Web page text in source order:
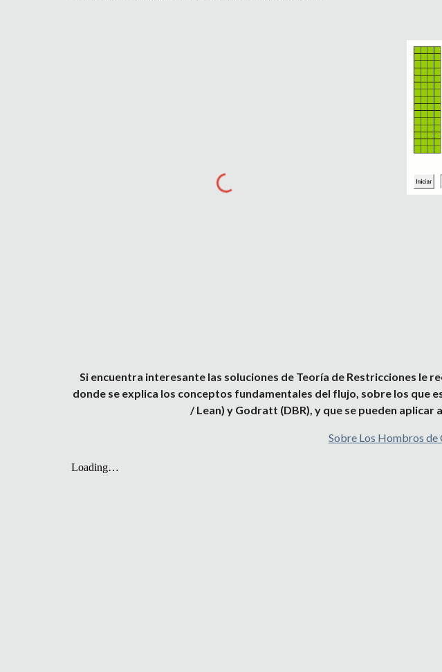
Si encuentra interesante las soluciones de Teoría de Restricciones le
donde se explica los conceptos fundamentales del flujo, sobre los que
/ Lean) y Godratt (DBR), y que se pueden
Sobre Los Hombros de